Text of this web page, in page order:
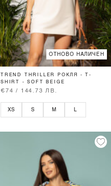
ОТНОВО НАЛИЧЕН
TREND THRILLER РОКЛЯ - T-
SHIRT - SOFT BEIGE
€74 / 144.73 ЛВ.
XS S M L